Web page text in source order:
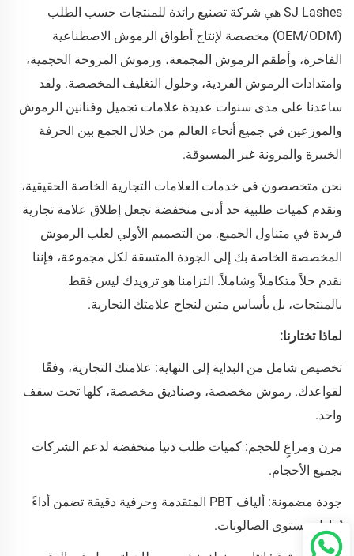
SJ Lashes هي شركة تصنيع رائدة للمنتجات حسب الطلب
(OEM/ODM) مخصصة لإنتاج أطواق الرموش الاصطناعية
الفاخرة، وأطقم الرموش المجمعة، ورموش المروحة الحجمية،
وامتدادات الرموش الفردية، وحلول التغليف المخصصة. ولقد
ساعدنا على مدى سنوات عديدة علامات تجميل وفنانين الرموش
والموزعين في جميع أنحاء العالم من خلال الجمع بين الحرفة
الخبيرة والمرونة غير المسبوقة.
نحن متخصصون في خدمات العلامات التجارية الخاصة الحقيقية،
ونقدم كميات طلبية حد أدنى منخفضة تجعل إطلاق علامة تجارية
فريدة في متناول الجميع. من التصميم الأولي لعلب الرموش
المخصصة الخاصة بك إلى الجودة المتسقة لكل مجموعة، فإننا
نقدم حلاً متكاملاً وشاملاً. التزامنا هو تزويدك ليس فقط
بالمنتجات، بل بأساس متين لنجاح علامتك التجارية.
لماذا تختارنا:
تخصيص شامل من البداية إلى النهاية: علامتك التجارية، وفقًا
لقواعدك. رموش مخصصة، وصناديق مخصصة، كلها تحت سقف
واحد.
مرن ومراعٍ للحجم: كميات طلب دنيا منخفضة لدعم الشركات
بجميع الأحجام.
جودة مضمونة: ألياف PBT المتقدمة وحرفية دقيقة تضمن أداءً
يُعادل مستوى الصالونات.